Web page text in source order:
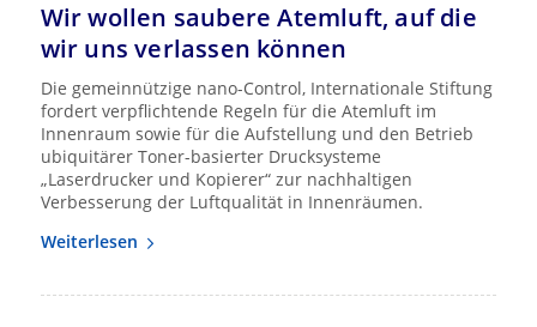
Wir wollen saubere Atemluft, auf die
wir uns verlassen können
Die gemeinnützige nano-Control, Internationale Stiftung
fordert verpflichtende Regeln für die Atemluft im
Innenraum sowie für die Aufstellung und den Betrieb
ubiquitärer Toner-basierter Drucksysteme
„Laserdrucker und Kopierer“ zur nachhaltigen
Verbesserung der Luftqualität in Innenräumen.
Weiterlesen